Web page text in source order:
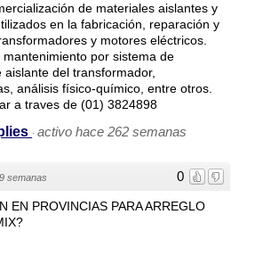
de materiales aislantes y
en la fabricación, reparación y
y motores eléctricos.
por sistema de
del transformador,
análisis físico-químico, entre otros.
a traves de (01) 3824898
·activo hace 262 semanas
0
semanas
EN PROVINCIAS PARA ARREGLO